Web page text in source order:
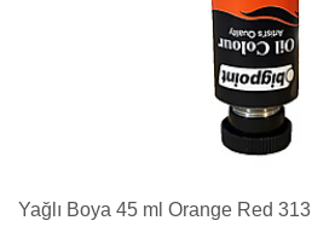
Yağlı Boya 45 ml Orange Red 313